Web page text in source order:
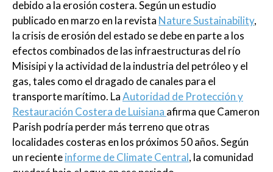
debido a la erosión costera. Según un estudio
publicado en marzo en la revista Nature Sustainability,
la crisis de erosión del estado se debe en parte a los
efectos combinados de las infraestructuras del río
Misisipi y la actividad de la industria del petróleo y el
gas, tales como el dragado de canales para el
transporte marítimo. LaAutoridad de Protección y
Restauración Costera de Luisiana afirma que Cameron
Parish podría perder más terreno que otras
localidades costeras en los próximos 50 años. Según
un recienteinforme de Climate Central, la comunidad